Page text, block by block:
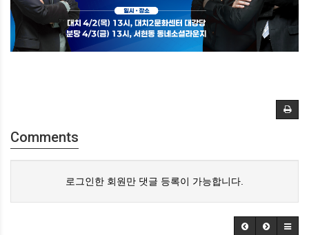
Comments
로그인한 회원만 댓글 등록이 가능합니다.